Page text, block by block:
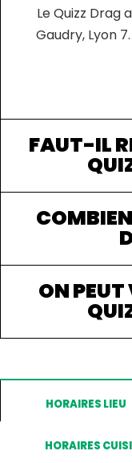
Le Quizz Drag
Gaudry, Lyon
FAUT-IL
ON PEUT
HORAIRES LIEU
HORAIRES